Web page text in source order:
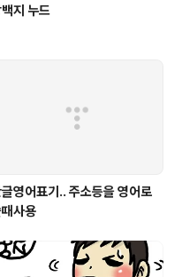
지 누드
영어표기.. 주소등을 영어로
사용